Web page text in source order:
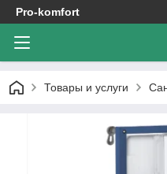
Pro-komfort
Товары и услуги